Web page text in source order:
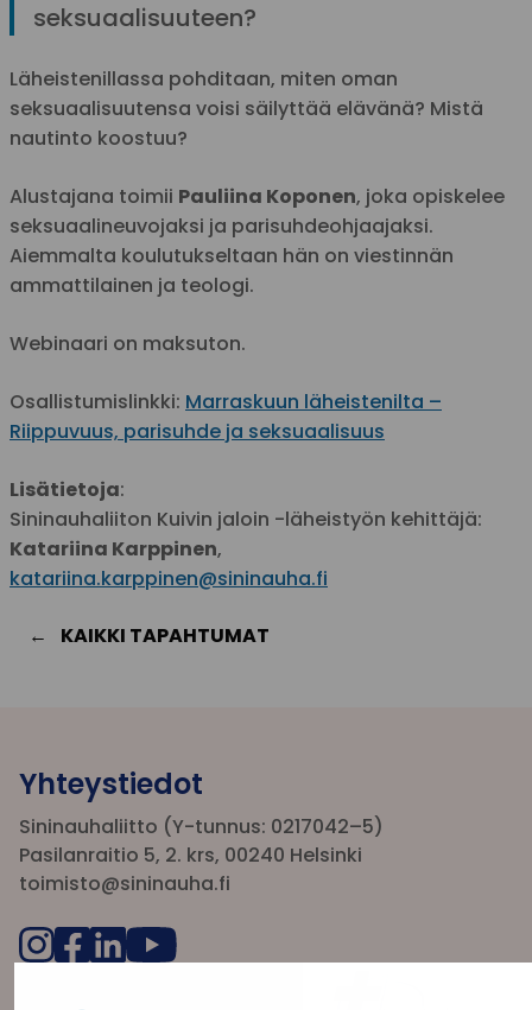
seksuaalisuuteen?
Läheistenillassa pohditaan, miten oman
seksuaalisuutensa voisi säilyttää elävänä? Mistä
nautinto koostuu?
Alustajana toimii Pauliina Koponen, joka opiskelee
seksuaalineuvojaksi ja parisuhdeohjaajaksi.
Aiemmalta koulutukseltaan hän on viestinnän
ammattilainen ja teologi.
Webinaari on maksuton.
Osallistumislinkki: Marraskuun läheistenilta –
Riippuvuus, parisuhde ja seksuaalisuus
Lisätietoja:
Sininauhaliiton Kuivin jaloin -läheistyön kehittäjä:
Katariina Karppinen,
katariina.karppinen@sininauha.fi
KAIKKI TAPAHTUMAT
Yhteystiedot
Sininauhaliitto (Y-tunnus: 0217042–5)
Pasilanraitio 5, 2. krs, 00240 Helsinki
toimisto@sininauha.fi